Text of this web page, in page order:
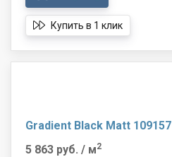
Купить в 1 клик
Gradient Black Matt 109157
5 863 руб. / м2